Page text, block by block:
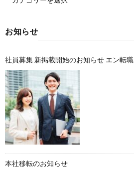
お知らせ
社員募集 新掲載開始のお知らせ エン転職
本社移転のお知らせ